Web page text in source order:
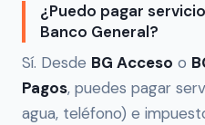
¿Puedo pagar
Banco General?
Sí. Desde BG Acceso o
Pagos, puedes pagar
agua, teléfono) e